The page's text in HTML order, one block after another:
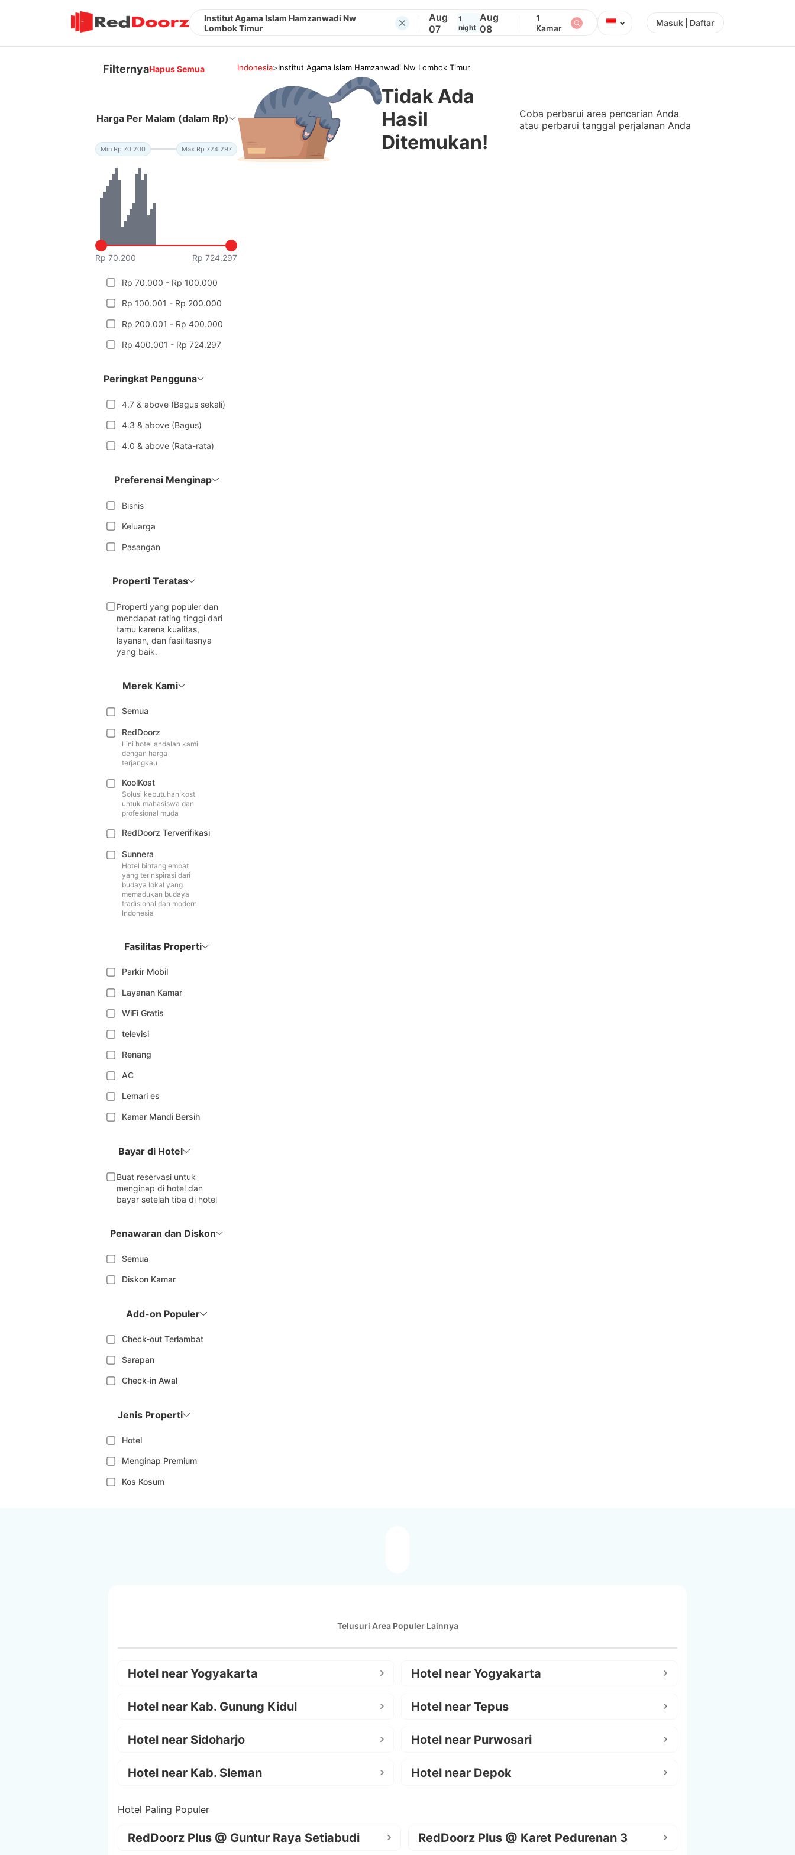
Institut Agama Islam Hamzanwadi Nw
Lombok Timur
Aug
07
1
night
Aug
08
1
Kamar
⌄ Masuk | Daftar
FilternyaHapus Semua
Harga Per Malam (dalam Rp)
Min Rp 70.200 Max Rp 724.297
Rp 70.200 Rp 724.297
Rp 70.000 - Rp 100.000
Rp 100.001 - Rp 200.000
Rp 200.001 - Rp 400.000
Rp 400.001 - Rp 724.297
Peringkat Pengguna
4.7 & above (Bagus sekali)
4.3 & above (Bagus)
4.0 & above (Rata-rata)
Preferensi Menginap
Bisnis
Keluarga
Pasangan
Properti Teratas
Properti yang populer dan
mendapat rating tinggi dari
tamu karena kualitas,
layanan, dan fasilitasnya
yang baik.
Merek Kami
Semua
RedDoorz
Lini hotel andalan kami
dengan harga
terjangkau
KoolKost
Solusi kebutuhan kost
untuk mahasiswa dan
profesional muda
RedDoorz Terverifikasi
Sunnera
Hotel bintang empat
yang terinspirasi dari
budaya lokal yang
memadukan budaya
tradisional dan modern
Indonesia
Fasilitas Properti
Parkir Mobil
Layanan Kamar
WiFi Gratis
televisi
Renang
AC
Lemari es
Kamar Mandi Bersih
Bayar di Hotel
Buat reservasi untuk
menginap di hotel dan
bayar setelah tiba di hotel
Penawaran dan Diskon
Semua
Diskon Kamar
Add-on Populer
Check-out Terlambat
Sarapan
Check-in Awal
Jenis Properti
Hotel
Menginap Premium
Kos Kosum
Indonesia>Institut Agama Islam Hamzanwadi Nw Lombok Timur
Tidak Ada
Hasil
Ditemukan!
Coba perbarui area pencarian Anda
atau perbarui tanggal perjalanan Anda
Telusuri Area Populer Lainnya
Hotel near Yogyakarta Hotel near Yogyakarta
Hotel near Kab. Gunung Kidul Hotel near Tepus
Hotel near Sidoharjo Hotel near Purwosari
Hotel near Kab. Sleman Hotel near Depok
Hotel Paling Populer
RedDoorz Plus @ Guntur Raya Setiabudi RedDoorz Plus @ Karet Pedurenan 3